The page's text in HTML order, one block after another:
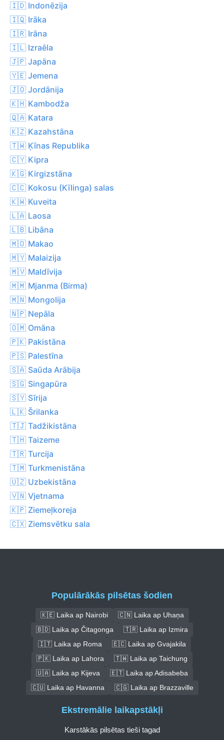
🇮🇩 Indonēzija
🇮🇶 Irāka
🇮🇷 Irāna
🇮🇱 Izraēla
🇯🇵 Japāna
🇾🇪 Jemena
🇯🇴 Jordānija
🇰🇭 Kambodža
🇶🇦 Katara
🇰🇿 Kazahstāna
🇹🇼 Ķīnas Republika
🇨🇾 Kipra
🇰🇬 Kirgizstāna
🇨🇨 Kokosu (Kīlinga) salas
🇰🇼 Kuveita
🇱🇦 Laosa
🇱🇧 Libāna
🇲🇴 Makao
🇲🇾 Malaizija
🇲🇻 Maldīvija
🇲🇲 Mjanma (Birma)
🇲🇳 Mongolija
🇳🇵 Nepāla
🇴🇲 Omāna
🇵🇰 Pakistāna
🇵🇸 Palestīna
🇸🇦 Saūda Arābija
🇸🇬 Singapūra
🇸🇾 Sīrija
🇱🇰 Šrilanka
🇹🇯 Tadžikistāna
🇹🇭 Taizeme
🇹🇷 Turcija
🇹🇲 Turkmenistāna
🇺🇿 Uzbekistāna
🇻🇳 Vjetnama
🇰🇵 Ziemeļkoreja
🇨🇽 Ziemsvētku sala
Populārākās pilsētas šodien
🇰🇪 Laika ap Nairobi
🇨🇳 Laika ap Uhaņa
🇧🇩 Laika ap Čitagonga
🇹🇷 Laika ap Izmira
🇮🇹 Laika ap Roma
🇪🇨 Laika ap Gvajakila
🇵🇰 Laika ap Lahora
🇹🇼 Laika ap Taichung
🇺🇦 Laika ap Kijeva
🇪🇹 Laika ap Adisabeba
🇨🇺 Laika ap Havanna
🇨🇬 Laika ap Brazzaville
Ekstremālie laikapstākļi
Karstākās pilsētas tieši tagad